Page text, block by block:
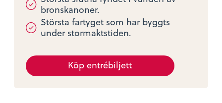
bronskanoner.
Största fartyget som har byggts
under stormaktstiden.
Köp entrébiljett